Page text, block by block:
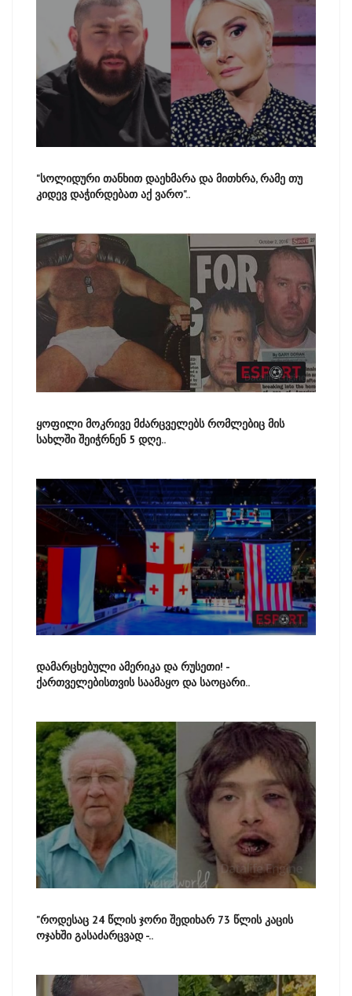
"სოლიდური თანხით დაეხმარა და მითხრა, რამე თუ
კიდევ დაჭირდებათ აქ ვარო"..
ყოფილი მოკრივე მძარცველებს რომლებიც მის
სახლში შეიჭრნენ 5 დღე..
დამარცხებული ამერიკა და რუსეთი! -
ქართველებისთვის საამაყო და საოცარი..
"როდესაც 24 წლის ჯორი შედიხარ 73 წლის კაცის
ოჯახში გასაძარცვად -..